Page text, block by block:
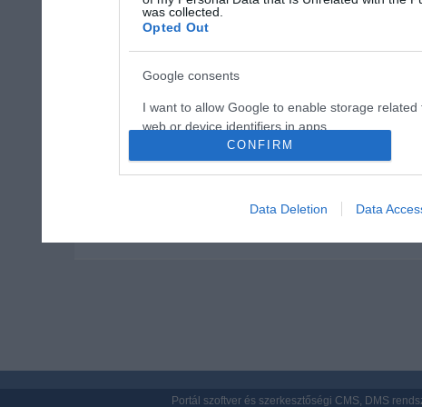
was collected.
Opted Out
Google consents
I want to allow Google to enable storage
web or device identifiers in apps.
I want to allow my user data to be sent to
I want to allow Google to send me personalized
I want to allow Google to enable storage
CONFIRM
Data Deletion Data
Hagytak megfagyni 800 ritka csigát
Lemaitre, nem Hubble tudott előbb a tágulásról
Az anyagtudós 83 évet várt
Figyelem! A cikkhez hozzáfűzött hozzászólások nem ama.hunetwork
szerkesztőség mindössze a hírek publikációjával foglalkozik, a
Kérjük, kulturáltan, mások személyiségi jogainak és jó hírnevének
Portál szoftver és szerkesztőségi CMS, DMS